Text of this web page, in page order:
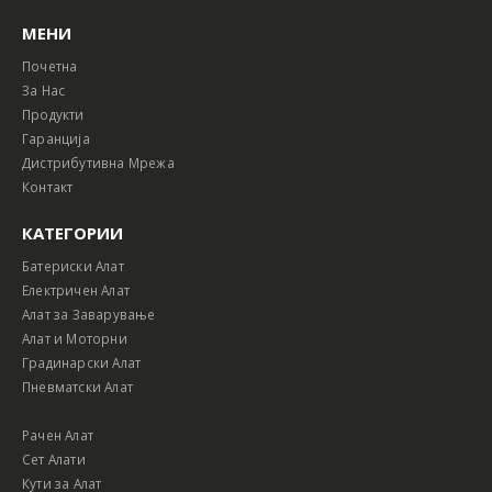
МЕНИ
Почетна
За Нас
Продукти
Гаранција
Дистрибутивна Мрежа
Контакт
КАТЕГОРИИ
Батериски Алат
Електричен Алат
Алат за Заварување
Алат и Моторни
Градинарски Алат
Пневматски Алат
Рачен Алат
Сет Алати
Кути за Алат